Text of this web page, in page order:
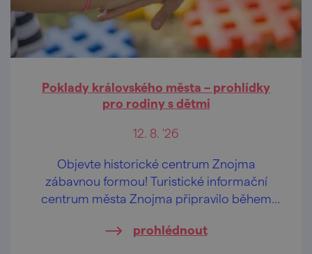
Poklady královského města – prohlídky
pro rodiny s dětmi
12. 8. '26
Objevte historické centrum Znojma
zábavnou formou! Turistické informační
centrum města Znojma připravilo během
prohlídky určené především rodinám s
prohlédnout